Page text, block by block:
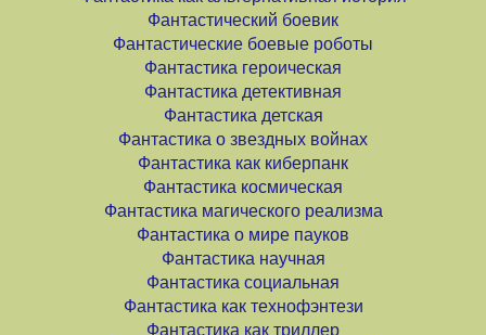
Фантастический боевик
Фантастические боевые роботы
Фантастика героическая
Фантастика детективная
Фантастика детская
Фантастика о звездных войнах
Фантастика как киберпанк
Фантастика космическая
Фантастика магического реализма
Фантастика о мире пауков
Фантастика научная
Фантастика социальная
Фантастика как технофэнтези
Фантастика как триллер